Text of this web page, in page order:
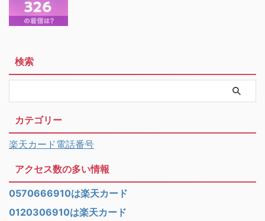
検索
カテゴリー
楽天カード電話番号
アクセス数の多い情報
0570666910は楽天カード
0120306910は楽天カード